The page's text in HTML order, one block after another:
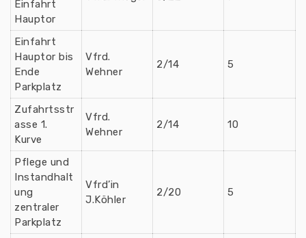
Einfahrt
Hauptor
Einfahrt
Hauptor bis
Ende
Parkplatz
Vfrd.
Wehner
2/14 5
Zufahrtsstr
asse 1.
Kurve
Vfrd.
Wehner
2/14 10
Pflege und
Instandhalt
ung
zentraler
Parkplatz
Vfrd’in
J.Köhler
2/20 5